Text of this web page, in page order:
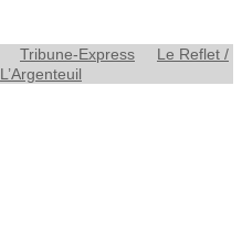
Tribune-Express
Le Reflet /
L’Argenteuil